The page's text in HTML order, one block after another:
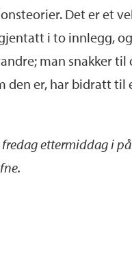
Det er et
i to innlegg,
man snakker til
den er, har bidratt
ettermiddag i